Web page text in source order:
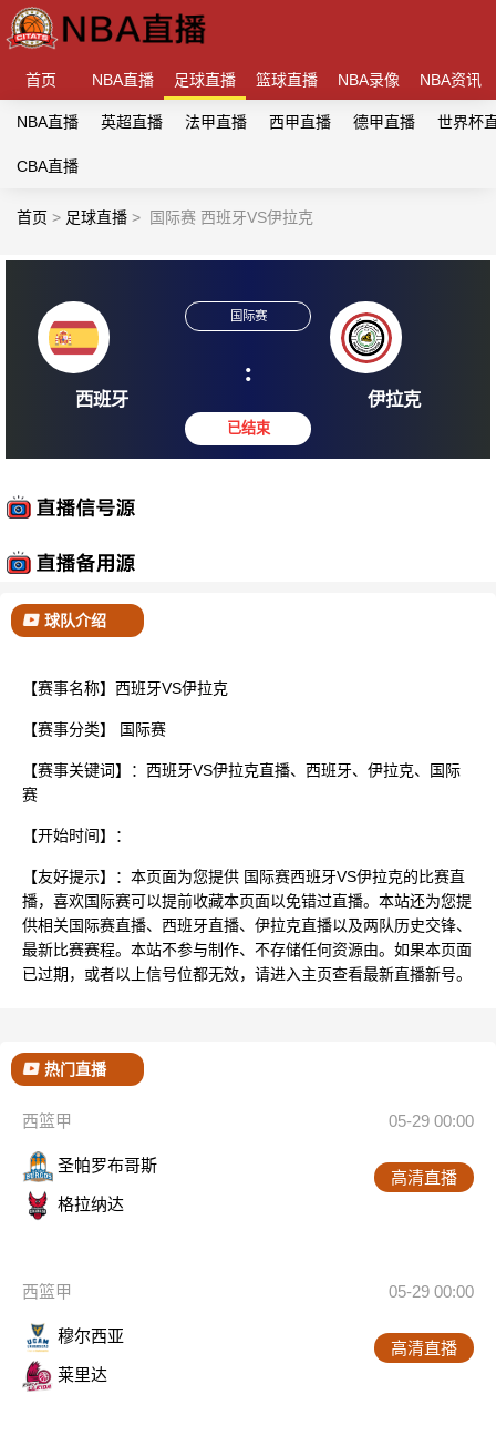
首页 NBA直播 足球直播 篮球直播 NBA录像 NBA资讯
NBA直播 英超直播 法甲直播 西甲直播 德甲直播 世界杯
CBA直播
首页 > 足球直播 > 国际赛 西班牙VS伊拉克
:
球队介绍
【赛事名称】西班牙VS伊拉克
【赛事分类】 国际赛
【赛事关键词】：西班牙VS伊拉克直播、西班牙、伊拉克、国际
赛
【开始时间】：
【友好提示】：本页面为您提供 国际赛西班牙VS伊拉克的比赛直
播，喜欢国际赛可以提前收藏本页面以免错过直播。本站还为您提
供相关国际赛直播、西班牙直播、伊拉克直播以及两队历史交锋、
最新比赛赛程。本站不参与制作、不存储任何资源由。如果本页面
已过期，或者以上信号位都无效，请进入主页查看最新直播新号。
热门直播
西篮甲 05-29 00:00
圣帕罗布哥斯
格拉纳达
高清直播
西篮甲 05-29 00:00
穆尔西亚
莱里达
高清直播